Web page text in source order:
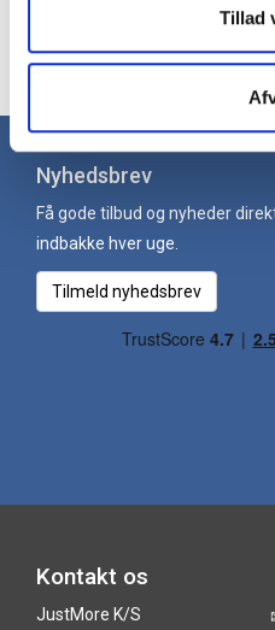
Tillad
her. Hos
Nyhedsbrev
Få gode tilbud og nyheder
indbakke hver uge.
Tilmeld nyhedsbrev
Kontakt os
JustMore K/S